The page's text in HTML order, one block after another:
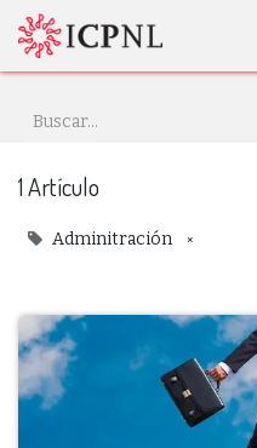
1 Artículo
Adminitración ×